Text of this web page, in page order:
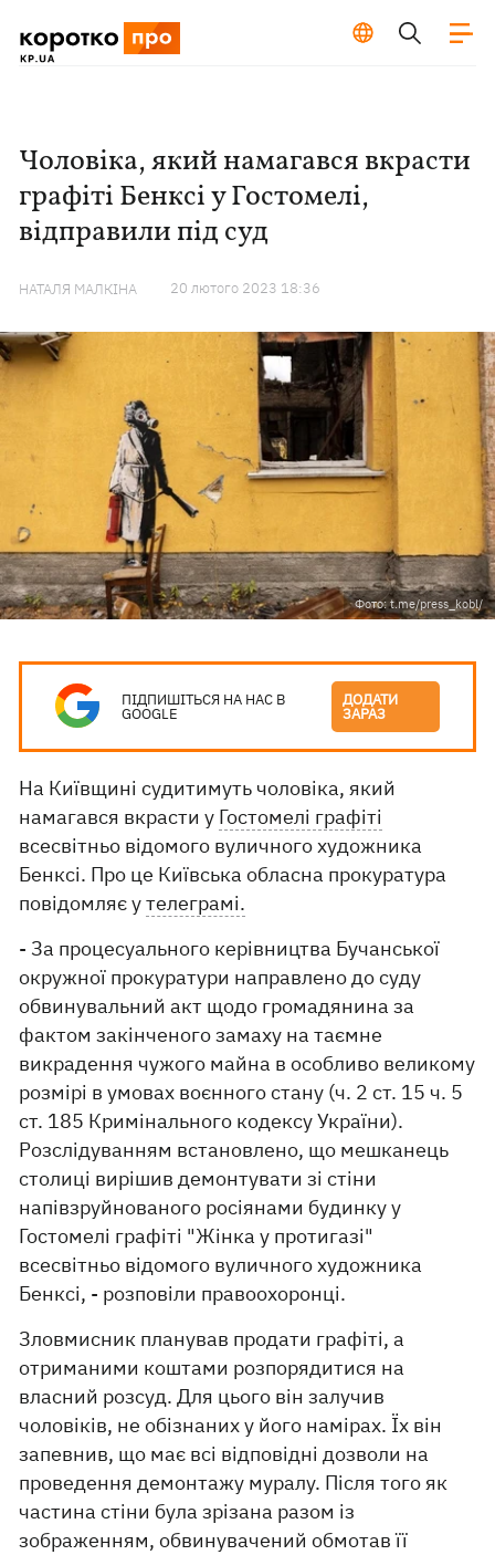
Чоловіка, який намагався вкрасти
графіті Бенксі у Гостомелі,
відправили під суд
НАТАЛЯ МАЛКІНА 20 лютого 2023 18:36
Фото: t.me/press_kobl/
ПІДПИШІТЬСЯ НА НАС В
GOOGLE
ДОДАТИ
ЗАРАЗ
На Київщині судитимуть чоловіка, який
намагався вкрасти у Гостомелі графіті
всесвітньо відомого вуличного художника
Бенксі. Про це Київська обласна прокуратура
повідомляє утелеграмі.
- За процесуального керівництва Бучанської
окружної прокуратури направлено до суду
обвинувальний акт щодо громадянина за
фактом закінченого замаху на таємне
викрадення чужого майна в особливо великому
розмірі в умовах воєнного стану (ч. 2 ст. 15 ч. 5
ст. 185 Кримінального кодексу України).
Розслідуванням встановлено, що мешканець
столиці вирішив демонтувати зі стіни
напівзруйнованого росіянами будинку у
Гостомелі графіті "Жінка у протигазі"
всесвітньо відомого вуличного художника
Бенксі, - розповіли правоохоронці.
Зловмисник планував продати графіті, а
отриманими коштами розпорядитися на
власний розсуд. Для цього він залучив
чоловіків, не обізнаних у його намірах. Їх він
запевнив, що має всі відповідні дозволи на
проведення демонтажу муралу. Після того як
частина стіни була зрізана разом із
зображенням, обвинувачений обмотав її